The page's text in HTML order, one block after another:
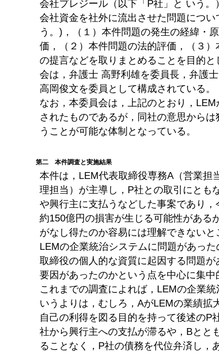
会社プレジール（以下「P社」と いう
会社資金を社外に流出させた問題につ
う。)，（１）本件問題の発生の経緯・
価，（２）本件問題の法的評価，（３
の提言などを取りまとめることを目的
会は，弁護士 高野利雄を委員長，弁護
高岡俊文を委員として構成されている。
なお，本委員会は，上記のとおり，
されたものであるが，同社の意思から
うことが可能な体制となっている。
第二 本件調査と実施結果
本件は，LEM代表取締役専務A（営業担
理担当）が主導し，P社との取引にとも
や興行主に支払うなどした事案であり
約150億円の損害が生じる可能性がある
がなし得たのか容易には理解できない
LEMの企業統治システムに問題があっ
取締役の個人的な資質に起因する問題
要因があったのかという点を中心に集
これまでの調査によれば，LEMの企業
いうよりは，むしろ，AがLEMの業績拡
自己の利得を図る目的を持って後述のP
社から興行主への支払が滞るや，Bとと
ることなく，P社の債務を代位弁済し，